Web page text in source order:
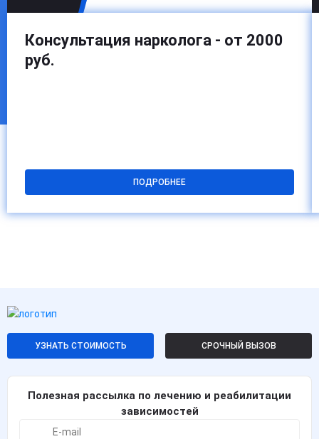
Консультация нарколога - от 2000
руб.
ПОДРОБНЕЕ
УЗНАТЬ СТОИМОСТЬ СРОЧНЫЙ ВЫЗОВ
Полезная рассылка по лечению и реабилитации
зависимостей